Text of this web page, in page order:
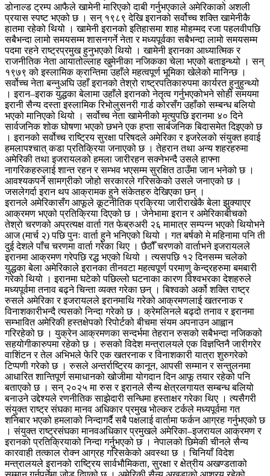
डोनाल्ड ट्रम्प आफैले खामेनी मारिएको दाबी गर्नुभएकाले अमेरिकाको अशली
प्रयास स्पष्ट भएको छ । सन् १९८९ देखि इरानको सर्वोच्च शक्ति खामेनीकै
हातमा रहेको थियो । खामेनी इरानको इतिहासमा शाह मोहम्मद रजा पहलवीपछि
सबैभन्दा लामो समयसम्म शासनगर्ने नेता र मध्यपूर्वका सबैभन्दा लामो समयसम्म
पदमा रहने राष्ट्रप्रमुख हुनुभएको थियो । खामेनी इरानका आध्यात्मिक र
राजनीतिक नेता आयातोल्लाह खुमेनीका नजिकका चेला भएको बताइन्थ्यो । सन्
१९७९ को इस्लामिक क्रान्तिमा उहाँले महत्वपूर्ण भूमिका खेलेको मानिन्छ ।
सर्वोच्च नेता बन्नुअघि उहाँ इरानको तेश्रो राष्ट्रपतिकारुपमा कार्यरत हुनुहुन्थ्यो
। इरान–इराक युद्धका बेलामा उहाँले इरानको नेतृत्व गर्नुभएकोभने सोही समयमा
इरानी सैन्य दस्ता इस्लामिक रिभोलुसनरी गार्ड कोरसँग उहाँको सम्बन्ध बलियो
भएको मानिएको थियो । सर्वोच्च नेता खामेनीको मृत्युपछि इरानमा ४० दिने
सार्वजनिक शोक घोषणा भएको छभने एक हप्ता सार्बजनिक बिदासमेत दिइएको छ
। इरानको सर्वोच्च राष्ट्रिय सुरक्षा परिषदले अमेरिका र इजरेलको संयुक्त हवाई
हमलापश्चात् कडा प्रतिक्रिया जनाएको छ । तेहरान तथा अन्य शहरहरुमा
अमेरिकी तथा इजरायलको हमला जारीरहन सक्नेभन्दै उसले हाफ्ना
नागरिकहरुलाई शान्त रहन र सम्भव भएसम्म सुरक्षित ठाउँमा जान भनेको छ ।
आवश्यकपर्ने सामग्रीको जोहो सरकारले गरिसकेको उसले जनाएको छ ।
जसलेगर्दा इरान थप आक्रामक हुने संकेतहरु देखिएका छन् ।
इरानले अमेरिकासँग आफूले कूटनीतिक प्रक्रिया जारीराखेकै बेला झुक्याएर
आक्रमण भएको प्रतिक्रिया दिएको छ । जेनेभामा इरान र अमेरिकाबीचको
तेश्रो चरणको अप्रत्यक्ष वार्ता गत फेब्रुअरी २६ मामात्र सम्पन्न भएको थियोभने
आज (मार्च २) पछि पुनः वार्ता हुने भनिएको थियो । गत बर्षको मे महिनामा पनि ती
दुई देशले पाँच चरणमा वार्ता गरेका थिए । छैठौँ चरणको वार्ताभने इजरायलले
इरानमा आक्रमण गरेपछि रद्ध भएको थियो । त्यसपछि १२ दिनसम्म चलेको
युद्धका बेला अमेरिकाले इरानका तीनवटा महत्वपूर्ण परमाणु केन्द्रहरुमा बमबारी
गरेको थियो । इरानमा घटेको पछिल्लो घटनाका कारण विश्वभरका देशहरुले
मध्यपूर्वमा तनाव बढ्ने चिन्ता व्यक्त गरेका छन् । बिश्वको अर्को शक्ति राष्ट्र
रुसले अमेरिका र इजरायलले इरानमाथि गरेको आक्रमणलाई खतरनाक र
विनाशकारीभन्दै त्यसको निन्दा गरेको छ । क्रेमलिनले बढ्दो तनाव र इरानमा
सम्भावित अमेरिकी हस्तक्षेपको रिपोर्टको बीचमा संयम अपनाउन आह्वान
गरिरहेको छ । युक्रेन आक्रमणका सन्दर्भमा तेहरान रुसको सबैभन्दा नजिकको
सहयोगीकारुपमा रहेको छ । रुसको विदेश मन्त्रालयले एक विज्ञप्तिनै जारीगरेर
वाशिंटन र तेल अभिभले फेरि एक खतरनाक र विनाशकारी यात्रा शुरुगरेको
टिप्पणी गरेको छ । रुसले अन्तर्राष्ट्रिय कानून, आपसी सम्मान र सन्तुलनमा
आधारित शान्तिपूर्ण समाधानको खोजीमा योगदान दिन आफू तयार रहेको पनि
बताएको छ । सन् २०२५ मा रुस र इरानले सैन्य क्षेत्रलगायत सम्बन्ध बलियो
बनाउने उद्देश्यले रणनीतिक साझेदारी सन्धिमा हस्ताक्षर गरेका थिए । त्यसैगरी
संयुक्त राष्ट्र संघका मानव अधिकार प्रमुख भोल्कर टर्कले मध्यपूर्वमा गत
शनिबार भएको हमलाको निन्दागर्दै सबै पक्षलाई वार्तामा फर्कन आग्रह गर्नुभएको छ
। संयुक्त राष्ट्रसंघका मानवअधिकार प्रमुखले अमेरिका–इजरायल आक्रमण र
इरानको प्रतिक्रियाको निन्दा गर्नुभएको छ । नेपालको छिमेकी चीनले सैन्य
कारवाही तत्काल रोक्न आग्रह गरिसकेको अवस्था छ । चिनियाँ विदेश
मन्त्रालयले इरानको राष्ट्रिय सार्वभौमिकता, सुरक्षा र क्षेत्रीय अखण्डताको